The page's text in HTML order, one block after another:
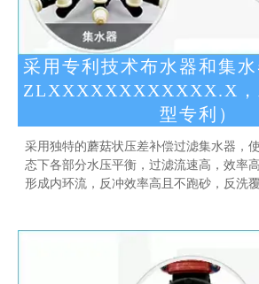
采用专利技术布水器和集水
ZLXXXXXXXXXXXX.X，
型专利）
采用独特的蘑菇状压差补偿过滤集水器，
态下各部分水压平衡，过滤流速高，效率
形成内环流，反冲效率高且不跑砂，反洗覆